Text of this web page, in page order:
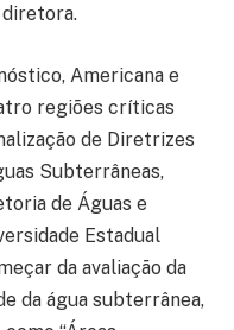
diretora.
Americana e
regiões críticas
de Diretrizes
Subterrâneas,
de Águas e
Estadual
da avaliação da
da água subterrânea,